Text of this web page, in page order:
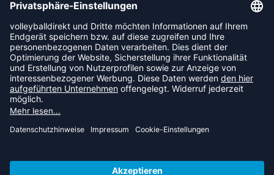
ABONNIERE JETZT DEN KOSTENLOSEN
VOLLEYBALLDIREKT-NEWSLETTER UND VERPASSE KEINE
NEUIGKEIT ODER AKTION MEHR.
JETZT ANMELDEN